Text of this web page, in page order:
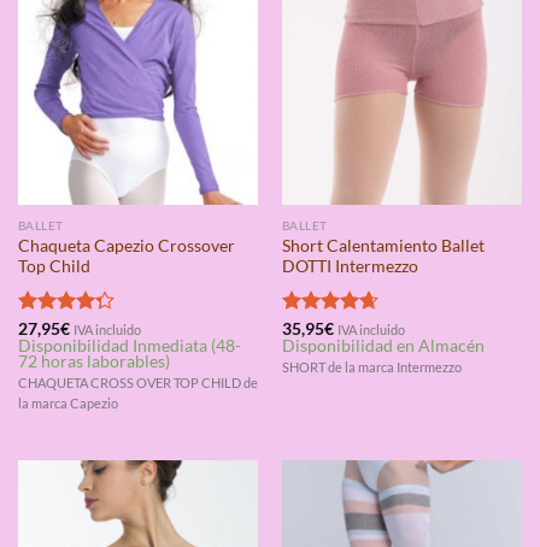
BALLET
Chaqueta Capezio Crossover
Top Child
Valorado
con4.25
de 5
27,95€ IVA incluido
Disponibilidad Inmediata (48-
72 horas laborables)
CHAQUETA CROSS OVER TOP CHILD de
la marca Capezio
BALLET
Short Calentamiento Ballet
DOTTI Intermezzo
Valorado
con4.67
de 5
35,95€ IVA incluido
Disponibilidad en Almacén
SHORT de la marca Intermezzo